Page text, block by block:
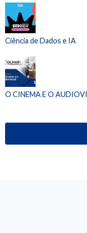
Ciência de Dados e IA
O CINEMA E O